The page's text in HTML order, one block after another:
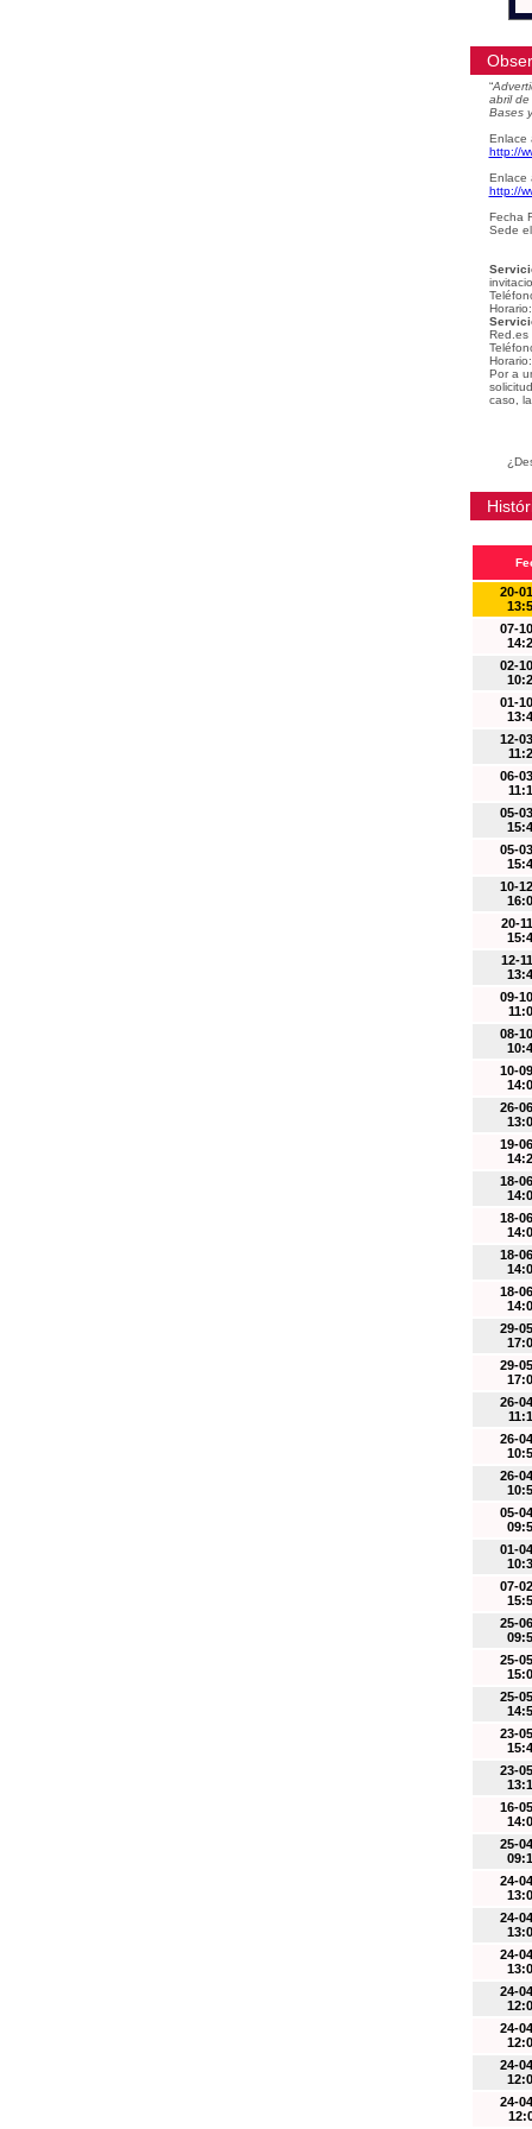
“
abril
Bases
Enlace
http://
Enlace
http://
Fecha
Sede
Red.es
Por a
caso,
20-
07-
02-
01-
12-
06-
05-
05-
10-
20-
12-
09-
08-
10-
26-
19-
18-
18-
18-
18-
29-
29-
26-
26-
26-
05-
01-
07-
25-
25-
25-
23-
23-
16-
25-
24-
24-
24-
24-
24-
24-
24-